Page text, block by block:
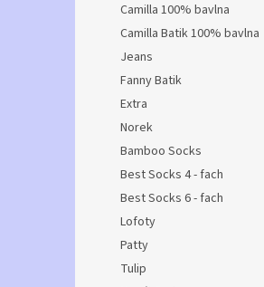
Camilla 100% bavlna
Camilla Batik 100% bavlna
Jeans
Fanny Batik
Extra
Norek
Bamboo Socks
Best Socks 4 - fach
Best Socks 6 - fach
Lofoty
Patty
Tulip